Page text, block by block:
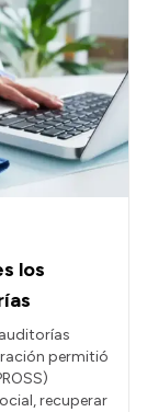
los
permitió
recuperar